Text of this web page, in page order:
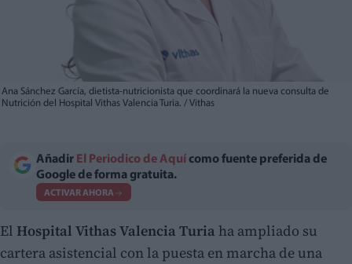
Ana Sánchez García, dietista-nutricionista que coordinará la nueva consulta de
Nutrición del Hospital Vithas Valencia Turia. / Vithas
Añadir El Periodico de Aquí como fuente preferida de
Google de forma gratuita.
ACTIVAR AHORA
El Hospital Vithas Valencia Turia ha ampliado su
cartera asistencial con la puesta en marcha de una